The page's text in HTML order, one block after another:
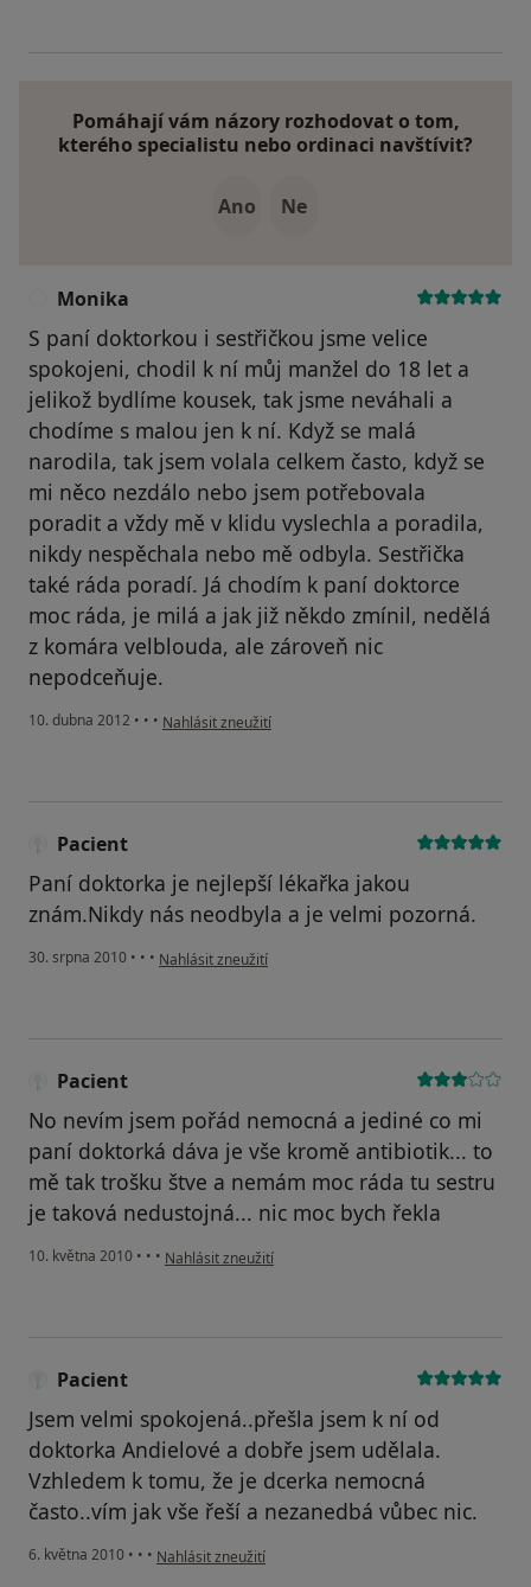
Pomáhají vám názory rozhodovat o tom,
kterého specialistu nebo ordinaci navštívit?
Ano Ne
Monika
S paní doktorkou i sestřičkou jsme velice
spokojeni, chodil k ní můj manžel do 18 let a
jelikož bydlíme kousek, tak jsme neváhali a
chodíme s malou jen k ní. Když se malá
narodila, tak jsem volala celkem často, když se
mi něco nezdálo nebo jsem potřebovala
poradit a vždy mě v klidu vyslechla a poradila,
nikdy nespěchala nebo mě odbyla. Sestřička
také ráda poradí. Já chodím k paní doktorce
moc ráda, je milá a jak již někdo zmínil, nedělá
z komára velblouda, ale zároveň nic
nepodceňuje.
10. dubna 2012 • • • podle názoru uživatele Monika
Nahlásit zneužití
Pacient
Paní doktorka je nejlepší lékařka jakou
znám.Nikdy nás neodbyla a je velmi pozorná.
30. srpna 2010 • • • podle názoru uživatele Pacient
Nahlásit zneužití
Pacient
No nevím jsem pořád nemocná a jediné co mi
paní doktorká dáva je vše kromě antibiotik... to
mě tak trošku štve a nemám moc ráda tu sestru
je taková nedustojná... nic moc bych řekla
10. května 2010 • • • podle názoru uživatele Pacient
Nahlásit zneužití
Pacient
Jsem velmi spokojená..přešla jsem k ní od
doktorka Andielové a dobře jsem udělala.
Vzhledem k tomu, že je dcerka nemocná
často..vím jak vše řeší a nezanedbá vůbec nic.
6. května 2010 • • • podle názoru uživatele Pacient
Nahlásit zneužití